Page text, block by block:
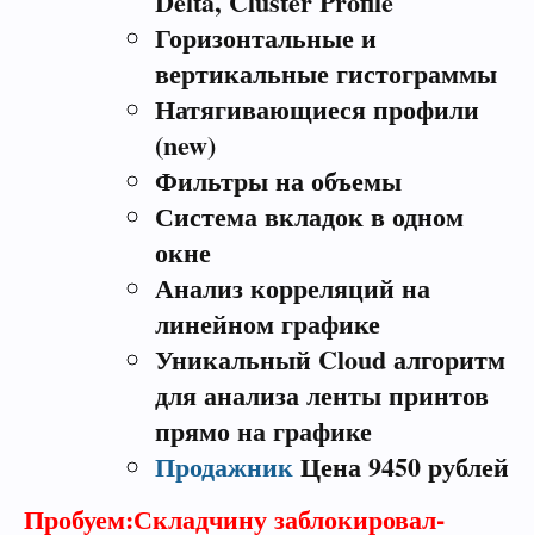
Горизонтальные и
вертикальные гистограммы
Натягивающиеся профили
(new)
Фильтры на объемы
Система вкладок в одном
окне
Анализ корреляций на
линейном графике
Уникальный Cloud алгоритм
для анализа ленты принтов
прямо на графике
ПродажникЦена 9450 рублей
Пробуем:Складчину заблокировал-